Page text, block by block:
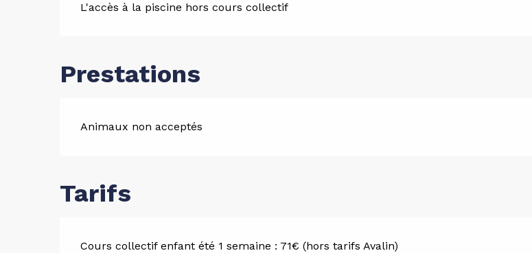
L'accès à la piscine hors cours collectif
Prestations
Animaux non acceptés
Tarifs
Cours collectif enfant été 1 semaine : 71€ (hors tarifs Avalin)